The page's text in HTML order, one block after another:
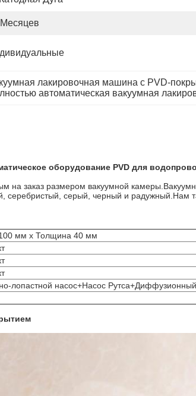
лакировочная машина с PVD-
автоматическая вакуумная
оборудование PVD для
на заказ размером вакуумной
серебристый, серый, черный и радужный.Нам
мм x Толщина 40 мм
лопастной насос+Насос